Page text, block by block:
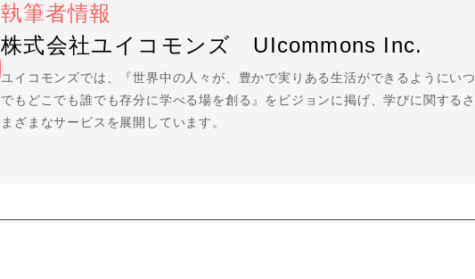
執筆者情報
株式会社ユイコモンズ UIcommons Inc.
ユイコモンズでは、『世界中の人々が、豊かで実りある生活ができるようにいつ
でもどこでも誰でも存分に学べる場を創る』をビジョンに掲げ、学びに関するさ
まざまなサービスを展開しています。